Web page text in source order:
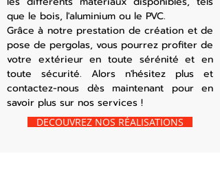
que le bois, l'aluminium ou le PVC.
Grâce à notre prestation de création et de
pose de pergolas, vous pourrez profiter de
votre extérieur en toute sérénité et en
toute sécurité. Alors n'hésitez plus et
contactez-nous dès maintenant pour en
savoir plus sur nos services !
DECOUVREZ NOS RÉALISATIONS